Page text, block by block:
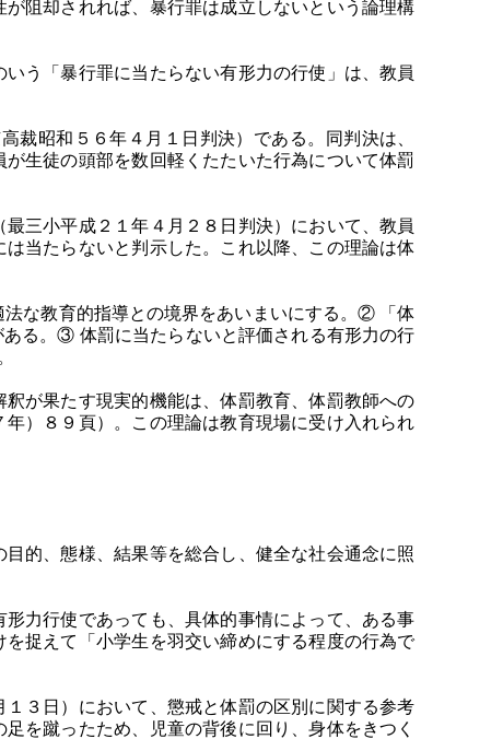
阻却されれば、暴行罪は成立しないという論理構
う「暴行罪に当たらない有形力の行使」は、教員
裁昭和５６年４月１日判決）である。同判決は、
生徒の頭部を数回軽くたたいた行為について体罰
三小平成２１年４月２８日判決）において、教員
当たらないと判示した。これ以降、この理論は体
な教育的指導との境界をあいまいにする。② 「体
る。③ 体罰に当たらないと評価される有形力の行
が果たす現実的機能は、体罰教育、体罰教師への
）８９頁）。この理論は教育現場に受け入れられ
的、態様、結果等を総合し、健全な社会通念に照
力行使であっても、具体的事情によって、ある事
捉えて「小学生を羽交い締めにする程度の行為で
３日）において、懲戒と体罰の区別に関する参考
を蹴ったため、児童の背後に回り、身体をきつく